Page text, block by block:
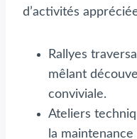
d’activités
Rallyes
mêlant
conviviale.
Ateliers
la